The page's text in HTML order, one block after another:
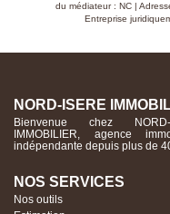
du médiateur : NC |
Entreprise
NORD-ISERE
Bienvenue chez NORD-
IMMOBILIER, agence
indépendante depuis plus de
NOS SERVICES
Nos outils